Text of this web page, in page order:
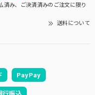
み、ご決済済みのご注文に限り
送料について
PayPay